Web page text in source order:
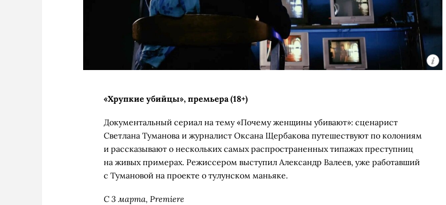
«Хрупкие убийцы», премьера (18+)
Документальный сериал на тему «Почему женщины убивают»: сценарист
Светлана Туманова и журналист Оксана Щербакова путешествуют по колониям
и рассказывают о нескольких самых распространенных типажах преступниц
на живых примерах. Режиссером выступил Александр Валеев, уже работавший
с Тумановой на проекте о тулунском маньяке.
С 3 марта, Premiere